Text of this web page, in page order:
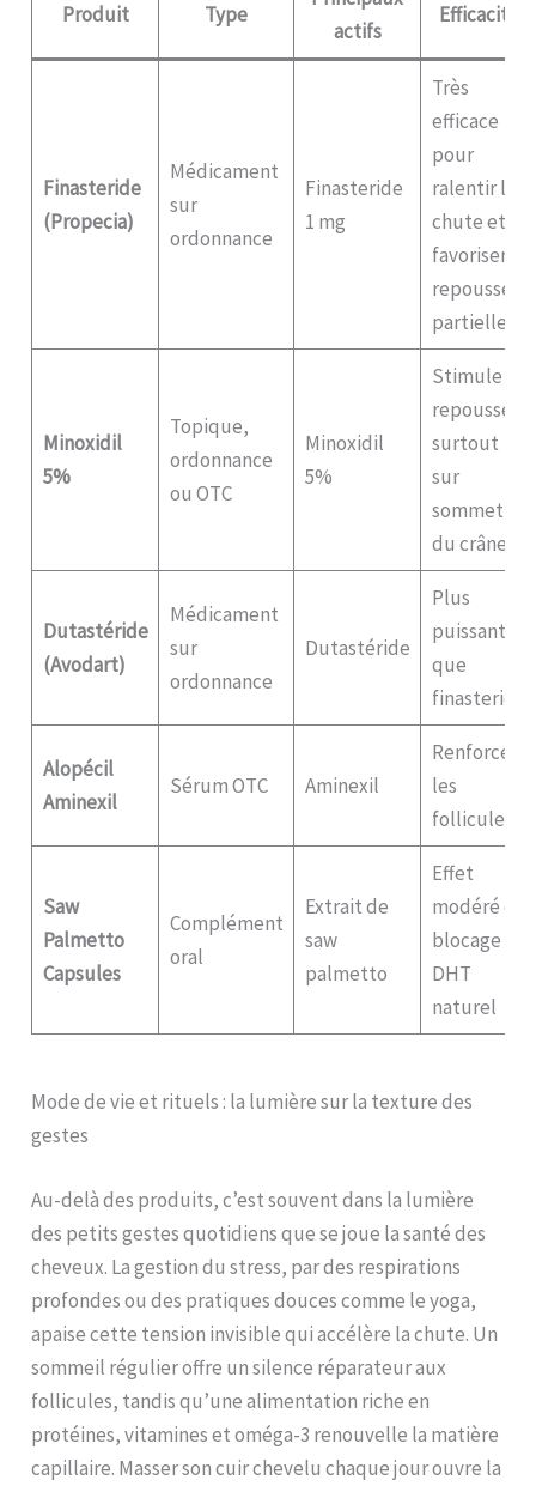
Produit Type
actifs
Efficacité
Finasteride
(Propecia)
Médicament
sur
ordonnance
Finasteride
1 mg
Très
efficace
pour
ralentir la
chute et
favoriser
repousse
partielle
Minoxidil
5%
Topique,
ordonnance
ou OTC
Minoxidil
5%
Stimule la
repousse,
surtout
sur
sommet
du crâne
Dutastéride
(Avodart)
Médicament
sur
ordonnance
Dutastéride
Plus
puissant
que
finasteride
Alopécil
Aminexil
Sérum OTC Aminexil
Renforce
les
follicules
Saw
Palmetto
Capsules
Complément
oral
Extrait de
saw
palmetto
Effet
modéré de
blocage
DHT
naturel
Mode de vie et rituels : la lumière sur la texture des
gestes
Au-delà des produits, c’est souvent dans la lumière
des petits gestes quotidiens que se joue la santé des
cheveux. La gestion du stress, par des respirations
profondes ou des pratiques douces comme le yoga,
apaise cette tension invisible qui accélère la chute. Un
sommeil régulier offre un silence réparateur aux
follicules, tandis qu’une alimentation riche en
protéines, vitamines et oméga-3 renouvelle la matière
capillaire. Masser son cuir chevelu chaque jour ouvre la